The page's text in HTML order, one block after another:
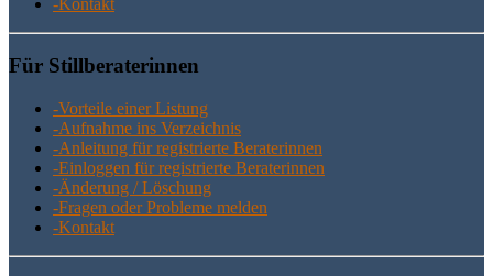
Für Still­be­ra­te­rin­nen
-Vor­tei­le einer Listung
-Auf­nah­me ins Verzeichnis
-Anlei­tung für regis­trier­te Beraterinnen
-Ein­log­gen für regis­trier­te Beraterinnen
-Ände­rung / Löschung
-Fra­gen oder Pro­ble­me melden
-Kon­takt